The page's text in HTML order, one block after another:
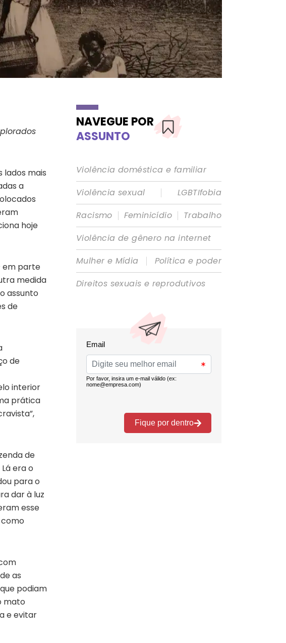
lados mais
a
hoje
em parte
medida
assunto
de
de
interior
prática
de
era o
para o
dar à luz
esse
as
podiam
mato
e evitar
NAVEGUE POR
ASSUNTO
Violência doméstica e familiar
Violência sexual
|
LGBTIfobia
Racismo | Feminicídio | Trabalho
Violência de gênero na internet
Mulher e Mídia
|
Política e poder
Direitos sexuais e reprodutivos